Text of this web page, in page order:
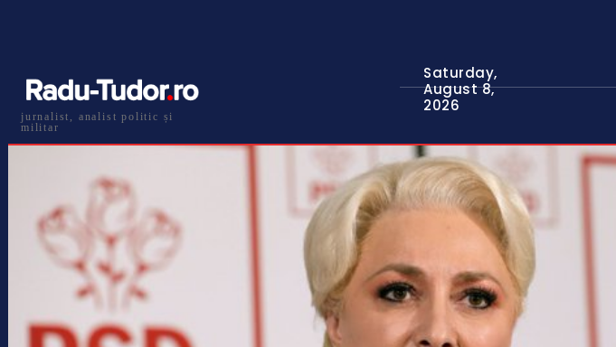
jurnalist, analist politic și
militar
Saturday,
August 8,
2026